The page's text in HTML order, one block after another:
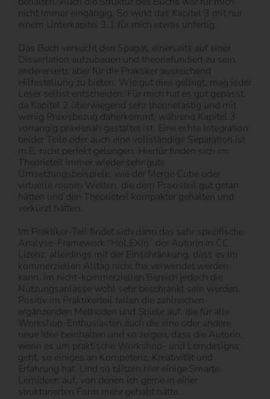
nicht immer eingängig. So wirkt das Kapitel 3 mit nur
einem Unterkapitel 3.1 für mich etwas unfertig.
Das Buch versucht den Spagat, einerseits auf einer
Dissertation aufzubauen und theoriefundiert zu sein,
andererseits aber für die Praktiker ausreichend
Hilfestellung zu bieten. Wie gut dies gelingt, mag jeder
Leser selbst entscheiden. Für mich hat es gut gepasst,
da Kapitel 2 überwiegend sehr theorielastig und mit
wenig Praxisbezug daherkommt, während Kapitel 3
vorrangig praxisnah gestaltet ist. Eine echte Integration
beider Teile oder auch eine vollständige Separation ist
m.E. nicht perfekt gelungen. Hierfür finden sich im
Theorieteil immer wieder sehr gute
Umsetzungsbeispiele, wie der Merge Cube oder
virtuelle rooom Welten, die dem Praxisteil gut getan
hätten und den Theorieteil kompakter gehalten und
verkürzt hätten.
Im Praktiker-Teil findet sich dann das sehr spezifische
Analyse-Framework “HoLEX(r)” der Autorin in CC
Lizenz, allerdings mit der Einschränkung, dass es im
kommerziellen Alltag nicht frei verwendet werden
kann, im nicht-kommerziellen Bereich jedoch die
Nutzungsanlässe wohl sehr beschränkt sein werden.
Positiv im Praktikerteil fallen die zahlreichen
ergänzenden Methoden und Spiele auf, die für alle
Workshop-Enthusiasten auch die eine oder andere
neue Idee beinhalten und so zeigen, dass die Autorin,
wenn es um praktische Workshop- und Lerndesigns
geht, so einiges an Kompetenz, Kreativität und
Erfahrung hat. Und so blitzen hier einige Smarte
Lernideen auf, von denen ich gerne in einer
strukturierten Form mehr gehabt hätte.